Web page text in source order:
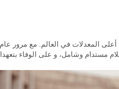
المعدلات في العالم. مع مرور
مستدام وشامل، و على الوفاء